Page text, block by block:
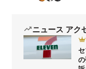
ニュース アク